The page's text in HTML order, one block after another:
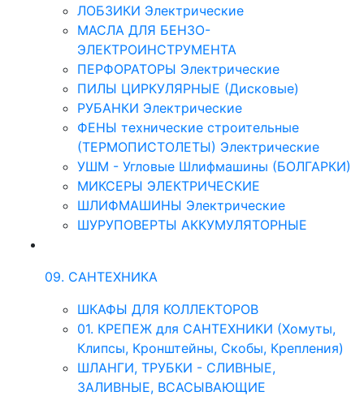
ЛОБЗИКИ Электрические
МАСЛА ДЛЯ БЕНЗО-
ЭЛЕКТРОИНСТРУМЕНТА
ПЕРФОРАТОРЫ Электрические
ПИЛЫ ЦИРКУЛЯРНЫЕ (Дисковые)
РУБАНКИ Электрические
ФЕНЫ технические строительные
(ТЕРМОПИСТОЛЕТЫ) Электрические
УШМ - Угловые Шлифмашины (БОЛГАРКИ)
МИКСЕРЫ ЭЛЕКТРИЧЕСКИЕ
ШЛИФМАШИНЫ Электрические
ШУРУПОВЕРТЫ АККУМУЛЯТОРНЫЕ
09. САНТЕХНИКА
ШКАФЫ ДЛЯ КОЛЛЕКТОРОВ
01. КРЕПЕЖ для САНТЕХНИКИ (Хомуты,
Клипсы, Кронштейны, Скобы, Крепления)
ШЛАНГИ, ТРУБКИ - СЛИВНЫЕ,
ЗАЛИВНЫЕ, ВСАСЫВАЮЩИЕ